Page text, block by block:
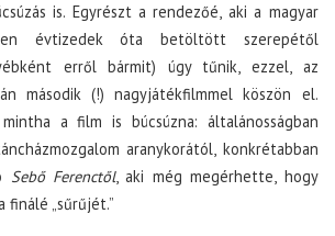
is. Egyrészt a rendezőé, aki a magyar
évtizedek óta betöltött szerepétől
erről bármit) úgy tűnik, ezzel, az
második (!) nagyjátékfilmmel köszön el.
a film is búcsúzna: általánosságban
aranykorától, konkrétabban
Sebő Ferenctől, aki még megérhette, hogy
finálé „sűrűjét.”